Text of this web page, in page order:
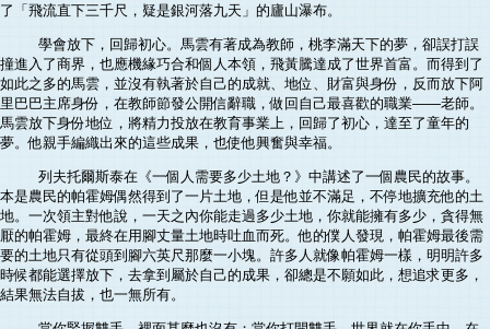
了「飛流直下三千尺，疑是銀河落九天」的廬山瀑布。
學會放下，回歸初心。馬雲有著成為教師，桃李滿天下的夢，卻誤打誤
撞進入了商界，也應機緣巧合和個人本領，飛黃騰達成了世界首富。而得到了
如此之多的馬雲，並沒有執著於自己的成就、地位、財富與身份，反而放下阿
里巴巴主席身份，在教師節發公開信辭職，做回自己最喜歡的職業——老師。
馬雲放下身份地位，將精力投放在教育事業上，回歸了初心，達至了童年的
夢。他親手編織出來的這些成果，也使他興奮與幸福。
列夫托爾斯泰在《一個人需要多少土地？》中講述了一個農民的故事。
本是農民的帕霍姆偶然得到了一片土地，但是他並不滿足，不停地擴充他的土
地。一次領主對他說，一天之內你能走過多少土地，你就能擁有多少，貪得無
厭的帕霍姆，最終在用腳丈量土地時吐血而死。他的僕人發現，帕霍姆最後需
要的土地只有從頭到腳六英尺那麼一小塊。許多人就像帕霍姆一樣，明明許多
時候都能選擇放下，去拿到屬於自己的成果，卻總是不願如此，想追求更多，
結果無法自拔，也一無所有。